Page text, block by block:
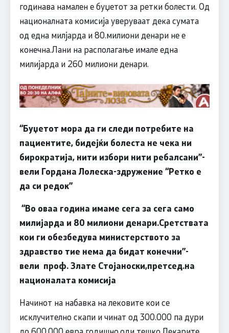
годинава намален е буџетот за ретки болести. Од
националната комисија уверуваат дека сумата
од една милјарда и 80.милиони денари не е
конечна.Лани на располагање имале една
милијарда и 260 милиони денари.
“Буџетот мора да ги следи потребите на
пациентите, бидејќи болеста не чека ни
бирократија, нити избори нити ребалсани”-
вели Гордана Лолеска-здружение “Ретко е
да си редок”
“Во оваа година имаме сега за сега само
милијарда и 80 милиони денари.Сретствата
кои ги обезбедува министерството за
здравство тие нема да бидат конечни”-
вели проф. Злате Стојаноски,претсед.на
националата комисија
Начинот на набавка на лековите кои се
исклучително скапи и чинат од 300.000 па дури